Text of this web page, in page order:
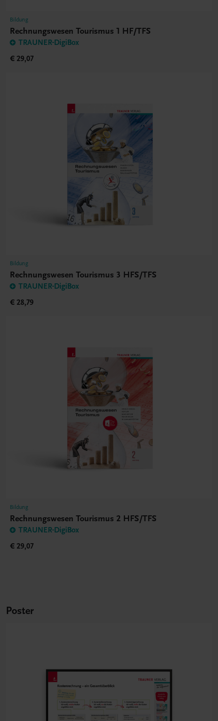
Bildung
Rechnungswesen Tourismus 1 HF/TFS
TRAUNER-DigiBox
€ 29,07
Bildung
Rechnungswesen Tourismus 3 HFS/TFS
TRAUNER-DigiBox
€ 28,79
Bildung
Rechnungswesen Tourismus 2 HFS/TFS
TRAUNER-DigiBox
€ 29,07
Poster